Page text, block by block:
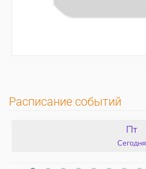
Расписание событий
Пт
Сегодня